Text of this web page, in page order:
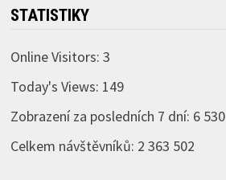
STATISTIKY
Online Visitors: 3
Today's Views: 149
Zobrazení za posledních 7 dní: 6 530
Celkem návštěvníků: 2 363 502